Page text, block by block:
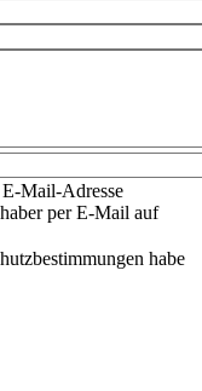
E-Mail-Adresse
per E-Mail auf
habe